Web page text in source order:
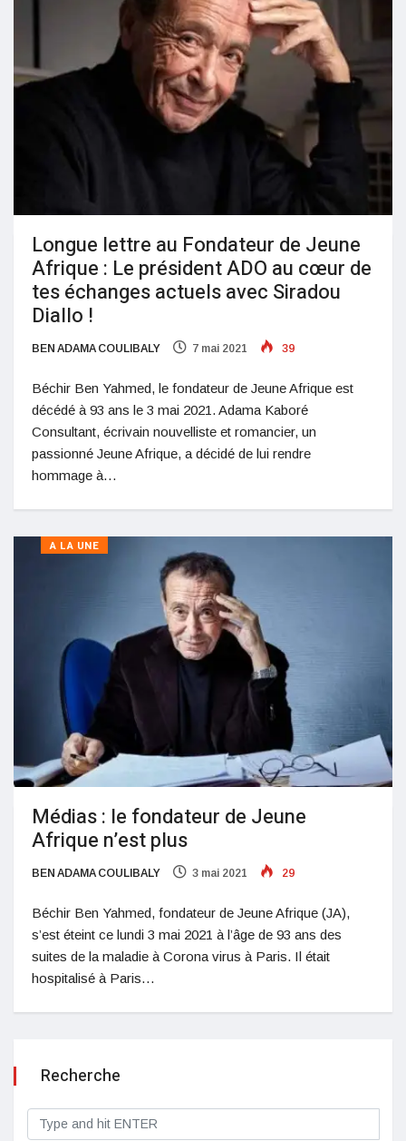
Longue lettre au Fondateur de Jeune
Afrique : Le président ADO au cœur de
tes échanges actuels avec Siradou
Diallo !
BEN ADAMA COULIBALY 7 mai 2021 39
Béchir Ben Yahmed, le fondateur de Jeune Afrique est
décédé à 93 ans le 3 mai 2021. Adama Kaboré
Consultant, écrivain nouvelliste et romancier, un
passionné Jeune Afrique, a décidé de lui rendre
hommage à…
A LA UNE
Médias : le fondateur de Jeune
Afrique n’est plus
BEN ADAMA COULIBALY 3 mai 2021 29
Béchir Ben Yahmed, fondateur de Jeune Afrique (JA),
s’est éteint ce lundi 3 mai 2021 à l’âge de 93 ans des
suites de la maladie à Corona virus à Paris. Il était
hospitalisé à Paris…
Recherche